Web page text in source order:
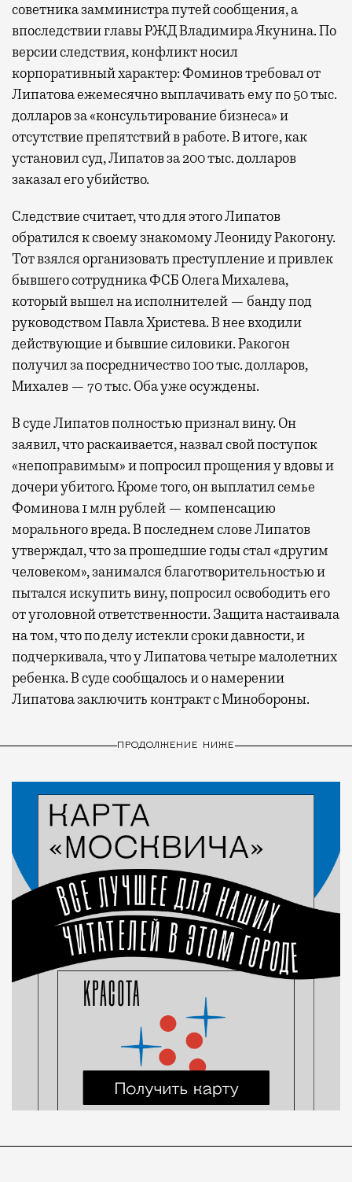
советника замминистра путей сообщения, а
впоследствии главы РЖД Владимира Якунина. По
версии следствия, конфликт носил
корпоративный характер: Фоминов требовал от
Липатова ежемесячно выплачивать ему по 50 тыс.
долларов за «консультирование бизнеса» и
отсутствие препятствий в работе. В итоге, как
установил суд, Липатов за 200 тыс. долларов
заказал его убийство.
Следствие считает, что для этого Липатов
обратился к своему знакомому Леониду Ракогону.
Тот взялся организовать преступление и привлек
бывшего сотрудника ФСБ Олега Михалева,
который вышел на исполнителей — банду под
руководством Павла Христева. В нее входили
действующие и бывшие силовики. Ракогон
получил за посредничество 100 тыс. долларов,
Михалев — 70 тыс. Оба уже осуждены.
В суде Липатов полностью признал вину. Он
заявил, что раскаивается, назвал свой поступок
«непоправимым» и попросил прощения у вдовы и
дочери убитого. Кроме того, он выплатил семье
Фоминова 1 млн рублей — компенсацию
морального вреда. В последнем слове Липатов
утверждал, что за прошедшие годы стал «другим
человеком», занимался благотворительностью и
пытался искупить вину, попросил освободить его
от уголовной ответственности. Защита настаивала
на том, что по делу истекли сроки давности, и
подчеркивала, что у Липатова четыре малолетних
ребенка. В суде сообщалось и о намерении
Липатова заключить контракт с Минобороны.
ПРОДОЛЖЕНИЕ НИЖЕ